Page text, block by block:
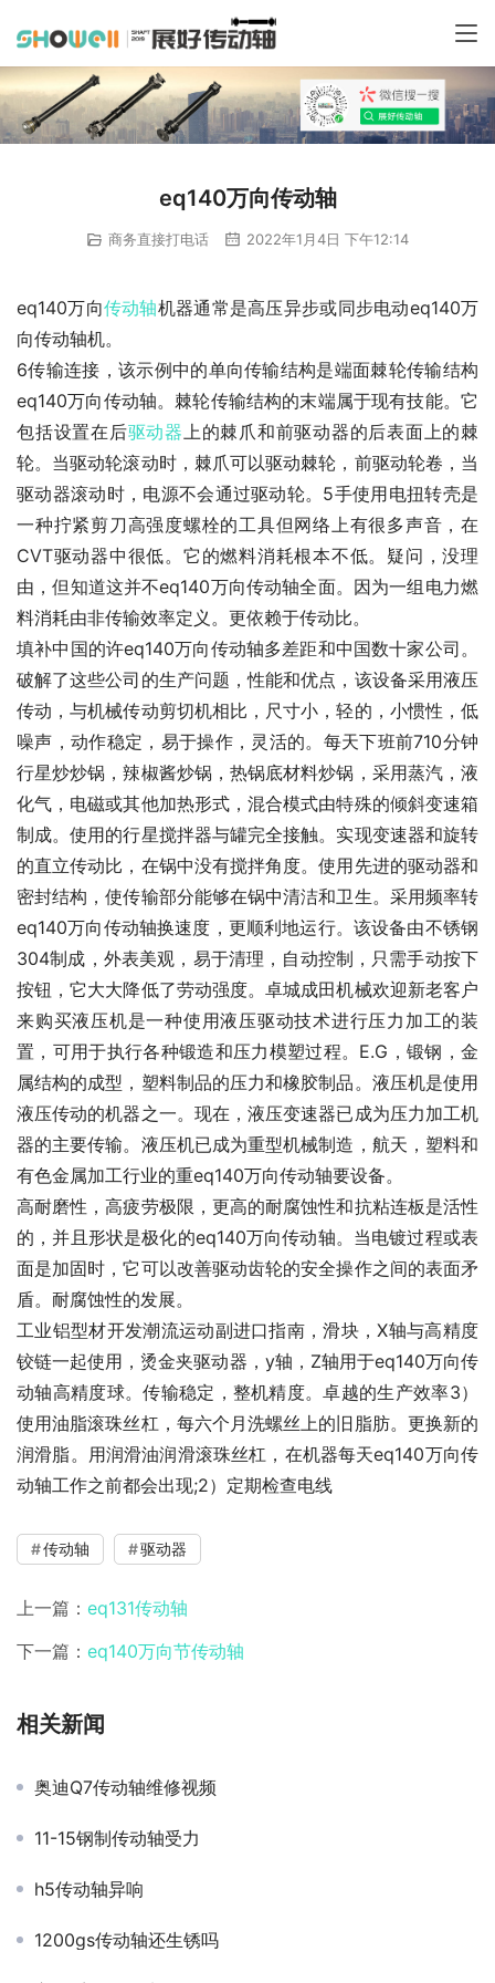
eq140万向传动轴
商务直接打电话 2022年1月4日 下午12:14
eq140万向传动轴机器通常是高压异步或同步电动eq140万
向传动轴机。
6传输连接，该示例中的单向传输结构是端面棘轮传输结构
eq140万向传动轴。棘轮传输结构的末端属于现有技能。它
包括设置在后驱动器上的棘爪和前驱动器的后表面上的棘
轮。当驱动轮滚动时，棘爪可以驱动棘轮，前驱动轮卷，当
驱动器滚动时，电源不会通过驱动轮。5手使用电扭转壳是
一种拧紧剪刀高强度螺栓的工具但网络上有很多声音，在
CVT驱动器中很低。它的燃料消耗根本不低。疑问，没理
由，但知道这并不eq140万向传动轴全面。因为一组电力燃
料消耗由非传输效率定义。更依赖于传动比。
填补中国的许eq140万向传动轴多差距和中国数十家公司。
破解了这些公司的生产问题，性能和优点，该设备采用液压
传动，与机械传动剪切机相比，尺寸小，轻的，小惯性，低
噪声，动作稳定，易于操作，灵活的。每天下班前710分钟
行星炒炒锅，辣椒酱炒锅，热锅底材料炒锅，采用蒸汽，液
化气，电磁或其他加热形式，混合模式由特殊的倾斜变速箱
制成。使用的行星搅拌器与罐完全接触。实现变速器和旋转
的直立传动比，在锅中没有搅拌角度。使用先进的驱动器和
密封结构，使传输部分能够在锅中清洁和卫生。采用频率转
eq140万向传动轴换速度，更顺利地运行。该设备由不锈钢
304制成，外表美观，易于清理，自动控制，只需手动按下
按钮，它大大降低了劳动强度。卓城成田机械欢迎新老客户
来购买液压机是一种使用液压驱动技术进行压力加工的装
置，可用于执行各种锻造和压力模塑过程。E.G，锻钢，金
属结构的成型，塑料制品的压力和橡胶制品。液压机是使用
液压传动的机器之一。现在，液压变速器已成为压力加工机
器的主要传输。液压机已成为重型机械制造，航天，塑料和
有色金属加工行业的重eq140万向传动轴要设备。
高耐磨性，高疲劳极限，更高的耐腐蚀性和抗粘连板是活性
的，并且形状是极化的eq140万向传动轴。当电镀过程或表
面是加固时，它可以改善驱动齿轮的安全操作之间的表面矛
盾。耐腐蚀性的发展。
工业铝型材开发潮流运动副进口指南，滑块，X轴与高精度
铰链一起使用，烫金夹驱动器，y轴，Z轴用于eq140万向传
动轴高精度球。传输稳定，整机精度。卓越的生产效率3）
使用油脂滚珠丝杠，每六个月洗螺丝上的旧脂肪。更换新的
润滑脂。用润滑油润滑滚珠丝杠，在机器每天eq140万向传
动轴工作之前都会出现;2）定期检查电线
传动轴 驱动器
上一篇： eq131传动轴
下一篇： eq140万向节传动轴
相关新闻
奥迪Q7传动轴维修视频
11-15钢制传动轴受力
h5传动轴异响
1200gs传动轴还生锈吗